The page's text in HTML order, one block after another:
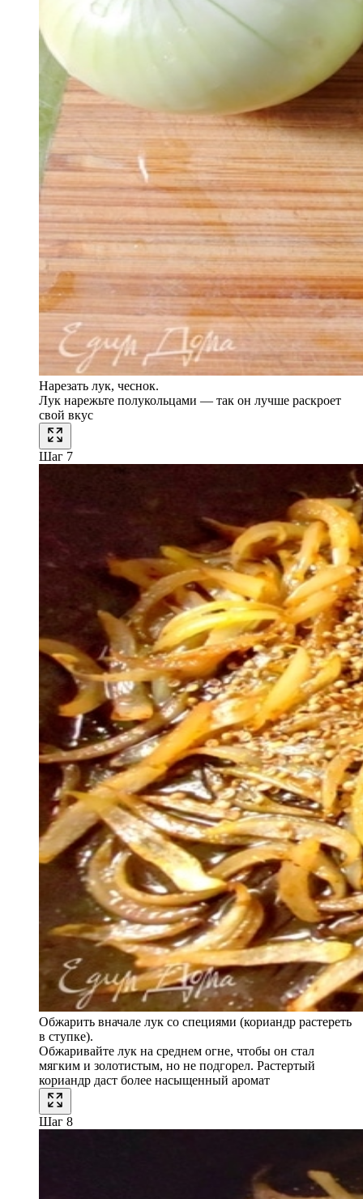
Нарезать лук, чеснок.
Лук нарежьте полукольцами — так он лучше раскроет
свой вкус
Шаг 7
Обжарить вначале лук со специями (кориандр растереть
в ступке).
Обжаривайте лук на среднем огне, чтобы он стал
мягким и золотистым, но не подгорел. Растертый
кориандр даст более насыщенный аромат
Шаг 8